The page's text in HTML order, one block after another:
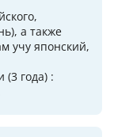
а также
учу японский,
года) :